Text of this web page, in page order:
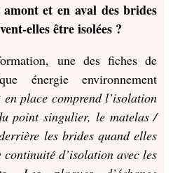
et en aval des brides
elles être isolées ?
une des fiches de
énergie environnement
en place comprend l’isolation
point singulier, le matelas /
les brides quand elles
continuité d’isolation avec les